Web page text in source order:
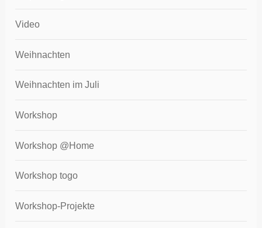
Video
Weihnachten
Weihnachten im Juli
Workshop
Workshop @Home
Workshop togo
Workshop-Projekte